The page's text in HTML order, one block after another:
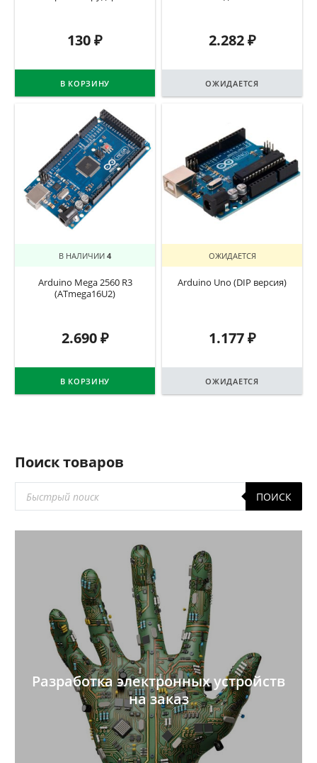
130₽
В КОРЗИНУ
2.282₽
ОЖИДАЕТСЯ
В НАЛИЧИИ 4
Arduino Mega 2560 R3
(ATmega16U2)
2.690₽
В КОРЗИНУ
ОЖИДАЕТСЯ
Arduino Uno (DIP версия)
1.177₽
ОЖИДАЕТСЯ
Поиск товаров
товаров
ПОИСК
Разработка электронных устройств
на заказ